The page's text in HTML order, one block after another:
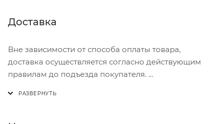
Доставка
Вне зависимости от способа оплаты товара,
доставка осуществляется согласно действующим
правилам до подъезда покупателя.